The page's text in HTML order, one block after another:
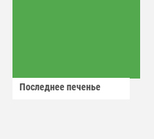
Последнее печенье